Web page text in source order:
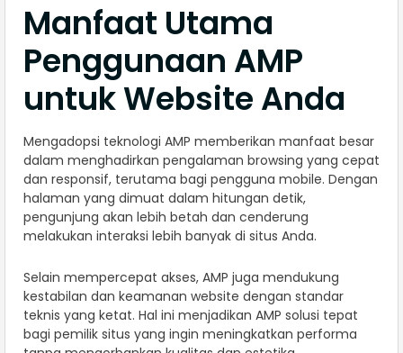
Manfaat Utama
Penggunaan AMP
untuk Website Anda
Mengadopsi teknologi AMP memberikan manfaat besar
dalam menghadirkan pengalaman browsing yang cepat
dan responsif, terutama bagi pengguna mobile. Dengan
halaman yang dimuat dalam hitungan detik,
pengunjung akan lebih betah dan cenderung
melakukan interaksi lebih banyak di situs Anda.
Selain mempercepat akses, AMP juga mendukung
kestabilan dan keamanan website dengan standar
teknis yang ketat. Hal ini menjadikan AMP solusi tepat
bagi pemilik situs yang ingin meningkatkan performa